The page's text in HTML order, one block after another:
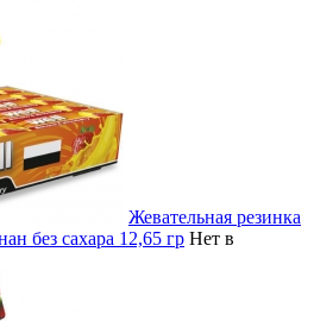
Жевательная резинка
без сахара 12,65 гр Нет в